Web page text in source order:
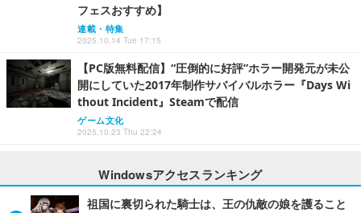
フェスおすすめ】
連載・特集
2025.10.14 Tue 17:15
【PC版無料配信】“圧倒的に好評”ホラー開発元が未公
開にしていた2017年制作サバイバルホラー『Days Wi
thout Incident』Steamで配信
ゲーム文化
2025.10.23 Thu 22:24
Windowsアクセスランキング
祖国に裏切られた騎士は、王の仇敵の娘を護ること